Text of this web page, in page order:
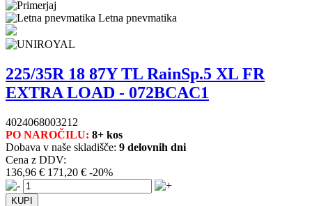
Letna pnevmatika
225/35R 18 87Y TL RainSp.5 XL FR
EXTRA LOAD - 072BCAC1
4024068003212
PO NAROČILU: 8+ kos
Dobava v naše skladišče: 9 delovnih dni
Cena z DDV:
136,96 € 171,20 € -20%